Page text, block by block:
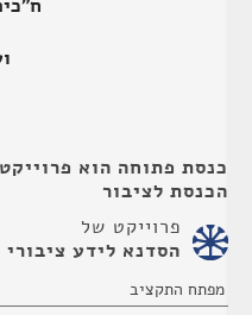
כנסת פתוחה הוא
הכנסת לציבור
פרוייקט של
הסדנא לידע ציבורי
מפתח התקציב